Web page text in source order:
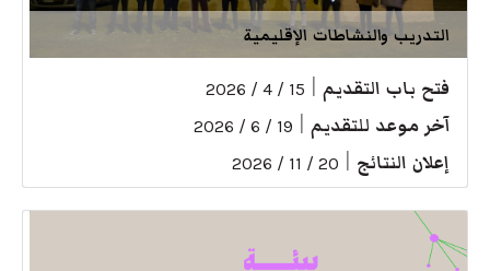
التدريب والنشاطات الإقليمية
فتح باب التقديم 15 / 4 / 2026
آخر موعد للتقديم 19 / 6 / 2026
إعلان النتائج 20 / 11 / 2026